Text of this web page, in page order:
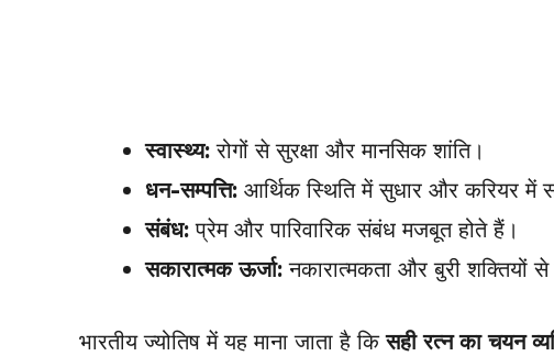
स्वास्थ्य: रोगों से सुरक्षा और मानसिक शांति।
धन-सम्पत्ति: आर्थिक स्थिति में सुधार और करियर में
संबंध: प्रेम और पारिवारिक संबंध मजबूत होते हैं।
सकारात्मक ऊर्जा: नकारात्मकता और बुरी शक्तियों से
भारतीय ज्योतिष में यह माना जाता है किसही रत्न का चयन